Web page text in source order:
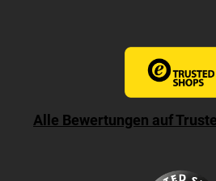
Alle Bewertungen auf